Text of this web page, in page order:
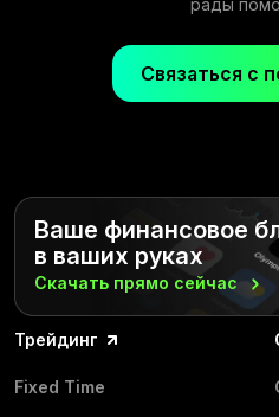
рады
Связаться с
Ваше финансовое
в ваших руках
Скачать прямо сейчас
Трейдинг
Fixed Time